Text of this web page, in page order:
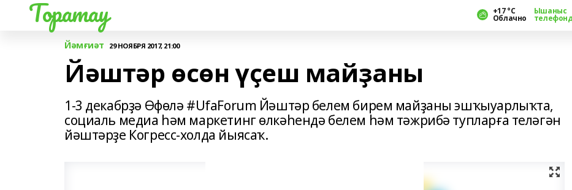
Торатау +17 °С
Облачно
Ышаныс
Йәмғиәт 29 НОЯБРЯ 2017, 21:00
Йәштәр өсөн үҫеш майҙаны
1-3 декабрҙә Өфөлә #UfaForum Йәштәр белем бирем майҙаны эшҡыуарлыҡта,
социаль медиа һәм маркетинг өлкәһендә белем һәм тәжрибә тупларға теләгән
йәштәрҙе Когресс-холда йыясаҡ.